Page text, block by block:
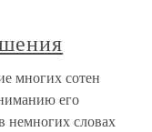
многих сотен
его
немногих словах